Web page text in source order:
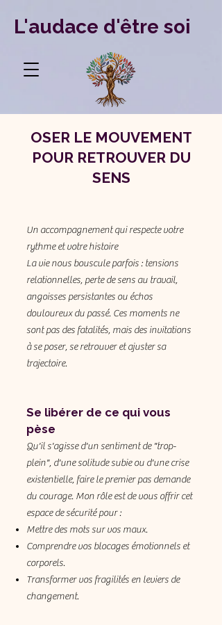
L'audace d'être soi
OSER LE MOUVEMENT
POUR RETROUVER DU
SENS
Un accompagnement qui respecte votre
rythme et votre histoire
La vie nous bouscule parfois : tensions
relationnelles, perte de sens au travail,
angoisses persistantes ou échos
douloureux du passé. Ces moments ne
sont pas des fatalités, mais des invitations
à se poser, se retrouver et ajuster sa
trajectoire.
Se libérer de ce qui vous
pèse
Qu'il s'agisse d'un sentiment de "trop-
plein", d'une solitude subie ou d'une crise
existentielle, faire le premier pas demande
du courage. Mon rôle est de vous offrir cet
espace de sécurité pour :
Mettre des mots sur vos maux.
Comprendre vos blocages émotionnels et
corporels.
Transformer vos fragilités en leviers de
changement.